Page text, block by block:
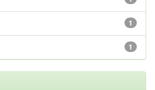
1
1